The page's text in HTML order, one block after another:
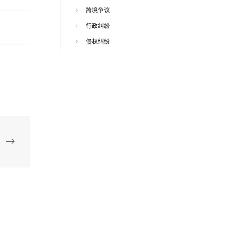
跨境争议
行政纠纷
侵权纠纷